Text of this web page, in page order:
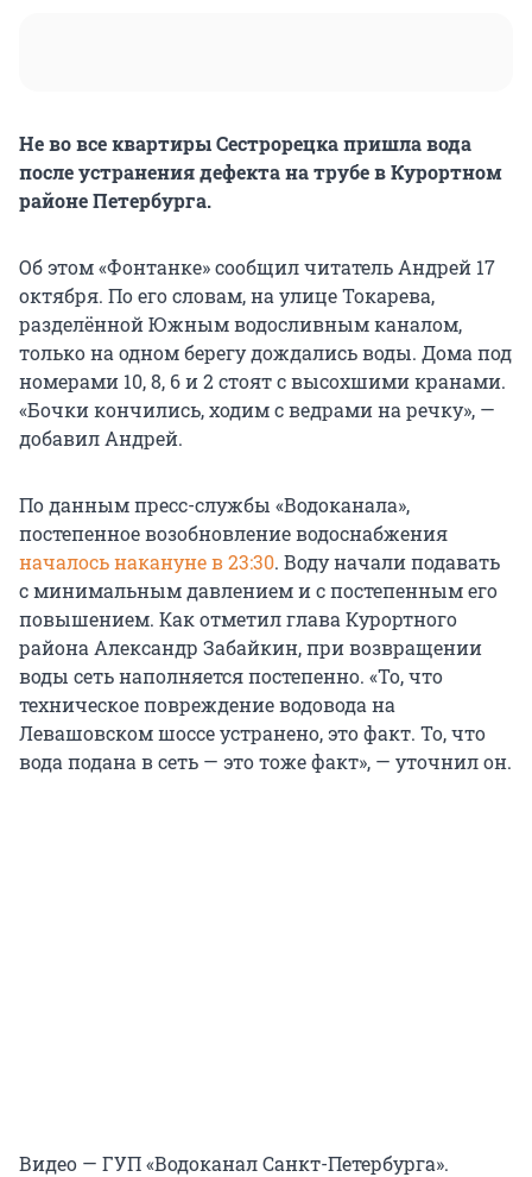
Не во все квартиры Сестрорецка пришла вода
после устранения дефекта на трубе в Курортном
районе Петербурга.
Об этом «Фонтанке» сообщил читатель Андрей 17
октября. По его словам, на улице Токарева,
разделённой Южным водосливным каналом,
только на одном берегу дождались воды. Дома под
номерами 10, 8, 6 и 2 стоят с высохшими кранами.
«Бочки кончились, ходим с ведрами на речку», —
добавил Андрей.
По данным пресс-службы «Водоканала»,
постепенное возобновление водоснабжения
началось накануне в 23:30. Воду начали подавать
с минимальным давлением и с постепенным его
повышением. Как отметил глава Курортного
района Александр Забайкин, при возвращении
воды сеть наполняется постепенно. «То, что
техническое повреждение водовода на
Левашовском шоссе устранено, это факт. То, что
вода подана в сеть — это тоже факт», — уточнил он.
Видео — ГУП «Водоканал Санкт-Петербурга».